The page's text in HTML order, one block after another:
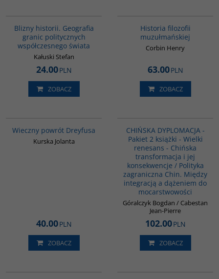
Blizny historii. Geografia
granic politycznych
współczesnego świata
Kałuski Stefan
24.00PLN
ZOBACZ
Historia filozofii
muzułmańskiej
Corbin Henry
63.00PLN
ZOBACZ
Wieczny powrót Dreyfusa
Kurska Jolanta
40.00PLN
ZOBACZ
CHIŃSKA DYPLOMACJA -
Pakiet 2 książki - Wielki
renesans - Chińska
transformacja i jej
konsekwencje / Polityka
zagraniczna Chin. Między
integracją a dążeniem do
mocarstwowości
Góralczyk Bogdan / Cabestan
Jean-Pierre
102.00PLN
ZOBACZ